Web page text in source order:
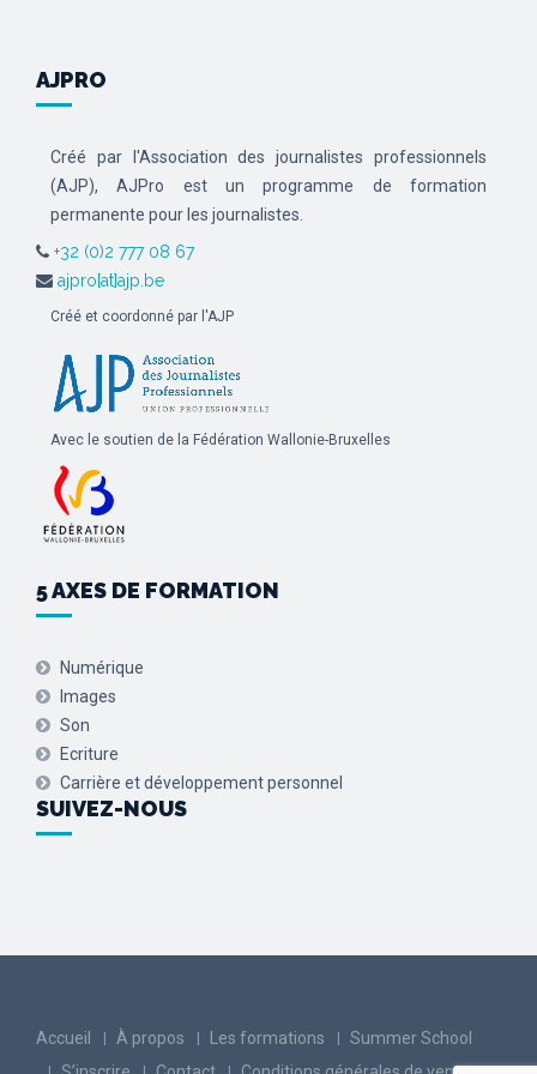
AJPRO
Créé par l'Association des journalistes professionnels
(AJP), AJPro est un programme de formation
permanente pour les journalistes.
+32 (0)2 777 08 67
ajpro[at]ajp.be
Créé et coordonné par l'AJP
Avec le soutien de la Fédération Wallonie-Bruxelles
5 AXES DE FORMATION
Numérique
Images
Son
Ecriture
Carrière et développement personnel
SUIVEZ-NOUS
Accueil À propos Les formations
Summer School